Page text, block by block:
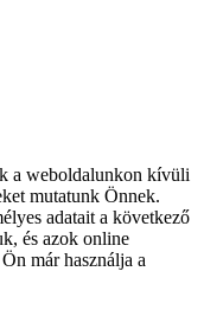
a weboldalunkon kívüli
mutatunk Önnek.
adatait a következő
és azok online
már használja a